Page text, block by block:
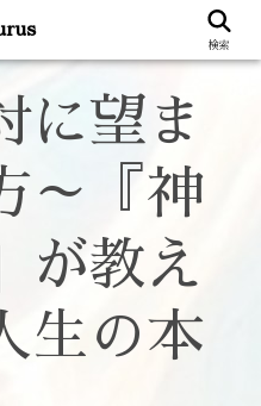
に望ま
～『神
が教え
生の本
検索